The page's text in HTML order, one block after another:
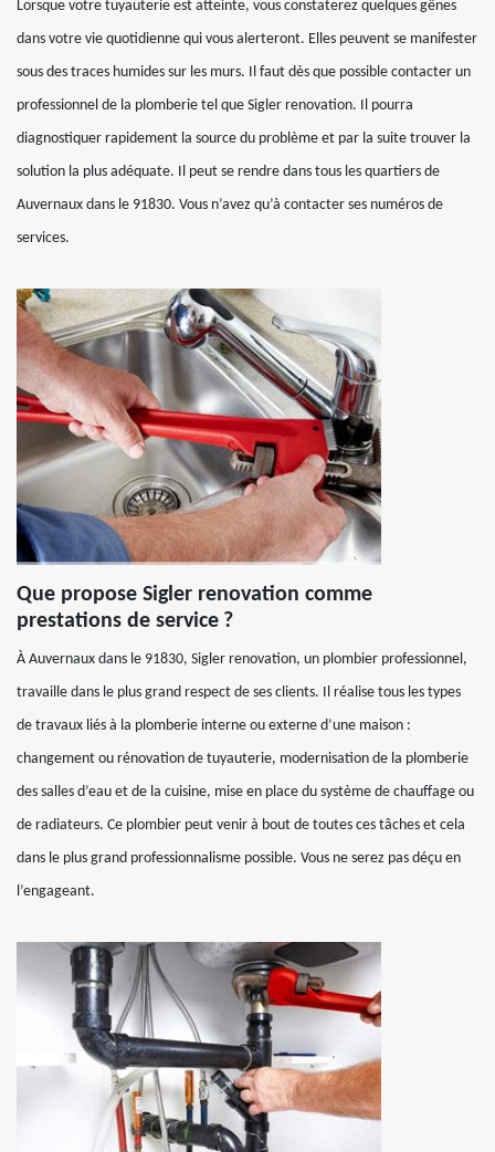
Lorsque votre tuyauterie est atteinte, vous constaterez quelques gênes
dans votre vie quotidienne qui vous alerteront. Elles peuvent se manifester
sous des traces humides sur les murs. Il faut dès que possible contacter un
professionnel de la plomberie tel que Sigler renovation. Il pourra
diagnostiquer rapidement la source du problème et par la suite trouver la
solution la plus adéquate. Il peut se rendre dans tous les quartiers de
Auvernaux dans le 91830. Vous n’avez qu’à contacter ses numéros de
services.
Que propose Sigler renovation comme
prestations de service ?
À Auvernaux dans le 91830, Sigler renovation, un plombier professionnel,
travaille dans le plus grand respect de ses clients. Il réalise tous les types
de travaux liés à la plomberie interne ou externe d’une maison :
changement ou rénovation de tuyauterie, modernisation de la plomberie
des salles d’eau et de la cuisine, mise en place du système de chauffage ou
de radiateurs. Ce plombier peut venir à bout de toutes ces tâches et cela
dans le plus grand professionnalisme possible. Vous ne serez pas déçu en
l’engageant.